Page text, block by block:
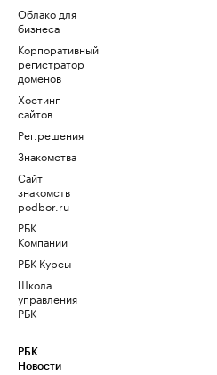
Облако для
бизнеса
Корпоративный
регистратор
доменов
Хостинг
сайтов
Рег.решения
Знакомства
Сайт
знакомств
podbor.ru
РБК
Компании
РБК Курсы
Школа
управления
РБК
РБК
Новости